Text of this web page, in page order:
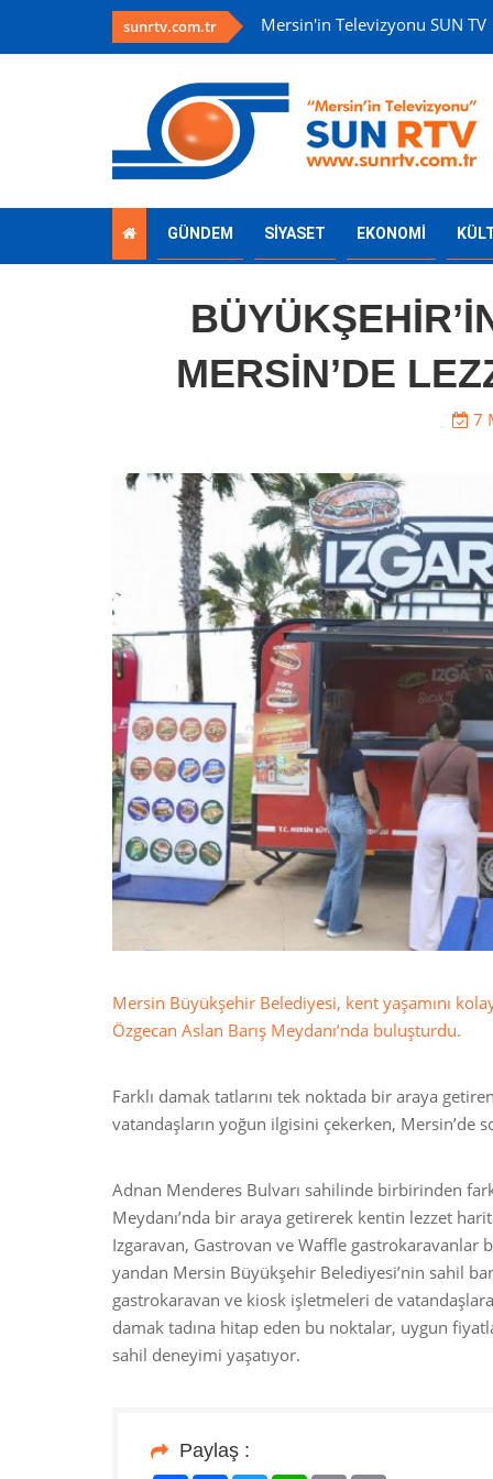
sunrtv.com.tr Mersin'in Televizyonu SUN TV
GÜNDEM SİYASET EKONOMİ
MERSİN’DE
7
Mersin Büyükşehir Belediyesi, kent yaşamını
Özgecan Aslan Barış Meydanı’nda buluşturdu.
Farklı damak tatlarını tek noktada bir araya
vatandaşların yoğun ilgisini çekerken, Mersin’de
Adnan Menderes Bulvarı sahilinde birbirinden
Meydanı’nda bir araya getirerek kentin lezzet
Izgaravan, Gastrovan ve Waffle
yandan Mersin Büyükşehir Belediyesi’nin sahil
gastrokaravan ve kiosk işletmeleri de
damak tadına hitap eden bu noktalar, uygun
sahil deneyimi yaşatıyor.
Paylaş :